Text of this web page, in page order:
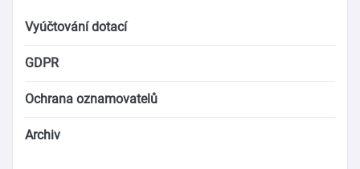
Vyúčtování dotací
GDPR
Ochrana oznamovatelů
Archiv